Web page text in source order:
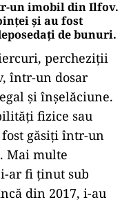
un imobil din Ilfov.
și au fost
de bunuri.
percheziţii
într-un dosar
şi înşelăciune.
fizice sau
găsiţi într-un
Mai multe
i-ar fi ţinut sub
din 2017, i-au